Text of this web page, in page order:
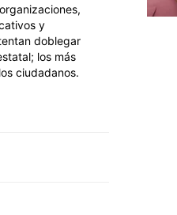
y
doblegar
los más
ciudadanos.